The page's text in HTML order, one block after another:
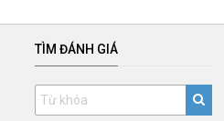
TÌM ĐÁNH GIÁ